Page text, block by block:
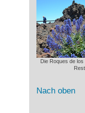
Die Roques de
Nach oben